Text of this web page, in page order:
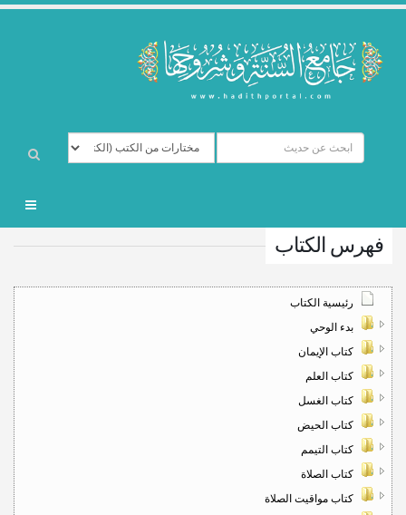
فهرس الكتاب
رئيسية الكتاب
بدء الوحي
كتاب الإيمان
كتاب العلم
كتاب الغسل
كتاب الحيض
كتاب التيمم
كتاب الصلاة
كتاب مواقيت الصلاة